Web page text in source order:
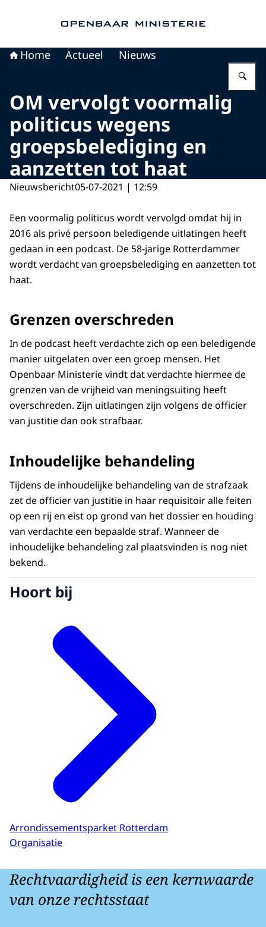
Home Actueel Nieuws
OM vervolgt voormalig
politicus wegens
groepsbelediging en
aanzetten tot haat
Nieuwsbericht05-07-2021 | 12:59
Een voormalig politicus wordt vervolgd omdat hij in
2016 als privé persoon beledigende uitlatingen heeft
gedaan in een podcast. De 58-jarige Rotterdammer
wordt verdacht van groepsbelediging en aanzetten tot
haat.
Grenzen overschreden
In de podcast heeft verdachte zich op een beledigende
manier uitgelaten over een groep mensen. Het
Openbaar Ministerie vindt dat verdachte hiermee de
grenzen van de vrijheid van meningsuiting heeft
overschreden. Zijn uitlatingen zijn volgens de officier
van justitie dan ook strafbaar.
Inhoudelijke behandeling
Tijdens de inhoudelijke behandeling van de strafzaak
zet de officier van justitie in haar requisitoir alle feiten
op een rij en eist op grond van het dossier en houding
van verdachte een bepaalde straf. Wanneer de
inhoudelijke behandeling zal plaatsvinden is nog niet
bekend.
Hoort bij
Arrondissementsparket Rotterdam
Organisatie
Rechtvaardigheid is een kernwaarde
van onze rechtsstaat